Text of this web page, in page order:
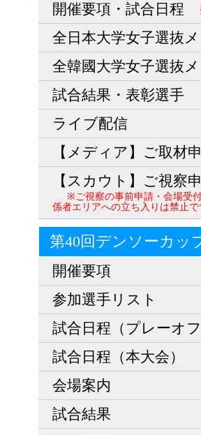
開催要項・試合日程
全日本大学女子選抜
全韓國大学女子選抜
試合結果・表彰選手
ライブ配信
【メディア】ご取材
【スカウト】ご視察
※ご視察の事前申請・会場受
係者エリアへの立ち入りは禁止で
第40回デンソーカッ
開催要項
参加選手リスト
試合日程（プレーオフ
試合日程（本大会）
会場案内
試合結果